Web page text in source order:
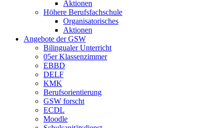
Aktionen
Höhere Berufsfachschule
Organisatorisches
Aktionen
Angebote der GSW
Bilingualer Unterricht
05er Klassenzimmer
EBBD
DELF
KMK
Berufsorientierung
GSW forscht
ECDL
Moodle